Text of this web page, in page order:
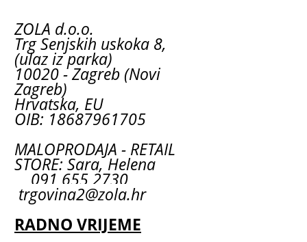
ZOLA d.o.o.
Trg Senjskih uskoka 8,
(ulaz iz parka)
10020 - Zagreb (Novi
Zagreb)
Hrvatska, EU
OIB: 18687961705
MALOPRODAJA - RETAIL
STORE: Sara, Helena
091 655 2730
trgovina2@zola.hr
RADNO VRIJEME